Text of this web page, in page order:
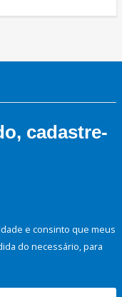
cadastre-
e consinto que meus
do necessário, para